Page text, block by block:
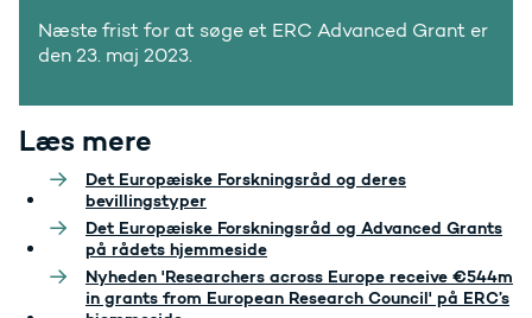
Næste frist for at søge et ERC Advanced Grant er
den 23. maj 2023.
Læs mere
Det Europæiske Forskningsråd og deres
bevillingstyper
Det Europæiske Forskningsråd og Advanced Grants
på rådets hjemmeside
Nyheden 'Researchers across Europe receive €544m
in grants from European Research Council' på ERC’s